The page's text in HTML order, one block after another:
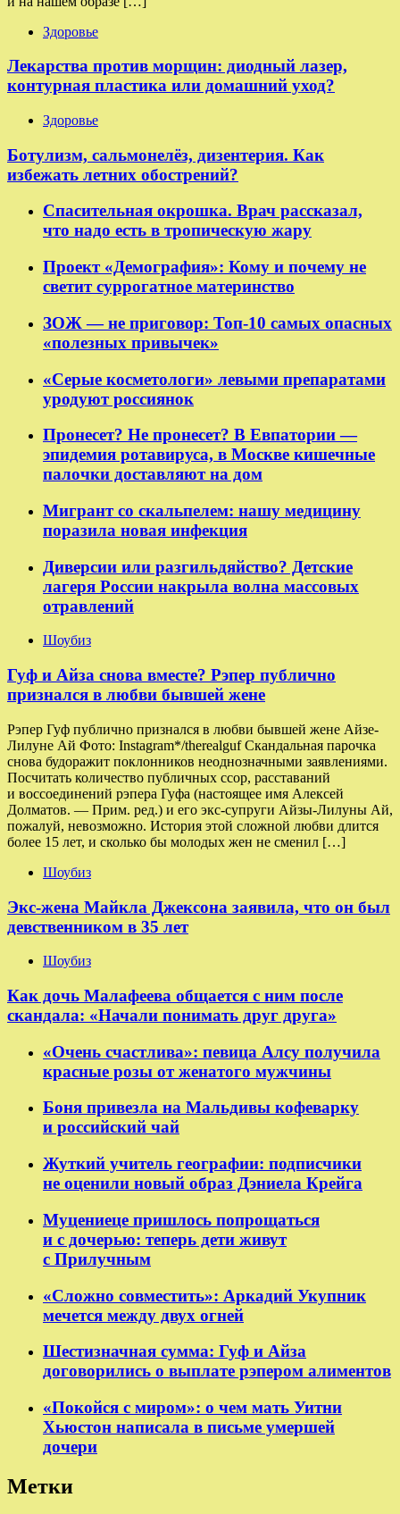
Здоровье
Лекарства против морщин: диодный лазер,
контурная пластика или домашний уход?
Здоровье
Ботулизм, сальмонелёз, дизентерия. Как
избежать летних обострений?
Спасительная окрошка. Врач рассказал,
что надо есть в тропическую жару
Проект «Демография»: Кому и почему не
светит суррогатное материнство
ЗОЖ — не приговор: Топ-10 самых опасных
«полезных привычек»
«Серые косметологи» левыми препаратами
уродуют россиянок
Пронесет? Не пронесет? В Евпатории —
эпидемия ротавируса, в Москве кишечные
палочки доставляют на дом
Мигрант со скальпелем: нашу медицину
поразила новая инфекция
Диверсии или разгильдяйство? Детские
лагеря России накрыла волна массовых
отравлений
Шоубиз
Гуф и Айза снова вместе? Рэпер публично
признался в любви бывшей жене
Рэпер Гуф публично признался в любви бывшей жене Айзе-
Лилуне Ай Фото: Instagram*/therealguf Скандальная парочка
снова будоражит поклонников неоднозначными заявлениями.
Посчитать количество публичных ссор, расставаний
и воссоединений рэпера Гуфа (настоящее имя Алексей
Долматов. — Прим. ред.) и его экс-супруги Айзы-Лилуны Ай,
пожалуй, невозможно. История этой сложной любви длится
более 15 лет, и сколько бы молодых жен не сменил […]
Шоубиз
Экс-жена Майкла Джексона заявила, что он был
девственником в 35 лет
Шоубиз
Как дочь Малафеева общается с ним после
скандала: «Начали понимать друг друга»
«Очень счастлива»: певица Алсу получила
красные розы от женатого мужчины
Боня привезла на Мальдивы кофеварку
и российский чай
Жуткий учитель географии: подписчики
не оценили новый образ Дэниела Крейга
Муцениеце пришлось попрощаться
и с дочерью: теперь дети живут
с Прилучным
«Сложно совместить»: Аркадий Укупник
мечется между двух огней
Шестизначная сумма: Гуф и Айза
договорились о выплате рэпером алиментов
«Покойся с миром»: о чем мать Уитни
Хьюстон написала в письме умершей
дочери
Метки